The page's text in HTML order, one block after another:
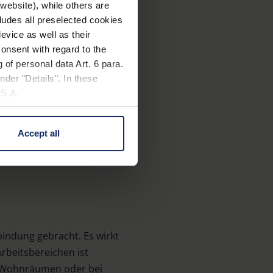
while others are
all preselected cookies
as well as their
with regard to the
personal data Art. 6 para.
"Details". In these
your mind by clicking
Privacy Policy and in the
Accept all
angenehme, natürliche
es eine klare und
gebracht. Es wirkt
ist
oder bei